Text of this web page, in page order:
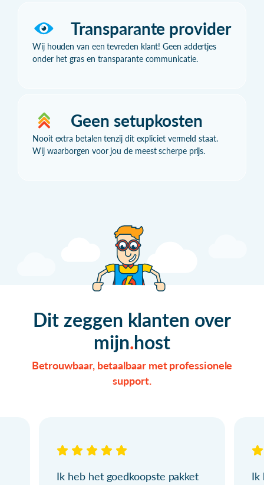
Transparante provider
Wij houden van een tevreden klant! Geen addertjes
onder het gras en transparante communicatie.
Geen setupkosten
Nooit extra betalen tenzij dit expliciet vermeld staat.
Wij waarborgen voor jou de meest scherpe prijs.
Dit zeggen klanten over
mijn host
Betrouwbaar, betaalbaar met professionele
support.
Ik heb het goedkoopste pakket
Ik